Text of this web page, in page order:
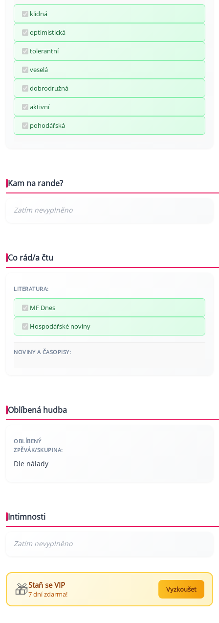
klidná
optimistická
tolerantní
veselá
dobrodružná
aktivní
pohodářská
Kam na rande?
Co rád/a čtu
LITERATURA:
MF Dnes
Hospodářské noviny
NOVINY A ČASOPISY:
Oblíbená hudba
OBLÍBENÝ
ZPĚVÁK/SKUPINA:
Dle nálady
Intimnosti
🎁Staň se VIP
7 dní zdarma!
Vyzkoušet